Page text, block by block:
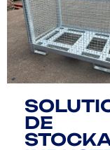
DE